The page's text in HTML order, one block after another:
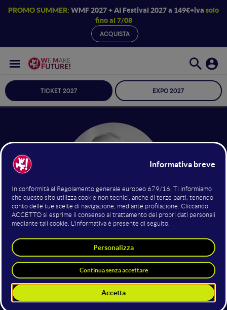
PROMO SUMMER: WMF 2027 + AI Festival 2027 a 149€+iva solo
fino al 7/08
ACQUISTA
TICKET 2027 EXPO 2027
Co-founder e CEO
Green Click Media Italia srl
5 giugno 2025 16:00 - 16:20
Digital Marketing & Business